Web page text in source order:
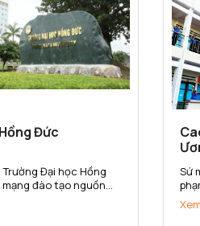
Đức
Trường Đại học Hồng
đào tạo nguồn
lĩnh vực có khả năng
sự thay đổi của thị
Sứ
sở